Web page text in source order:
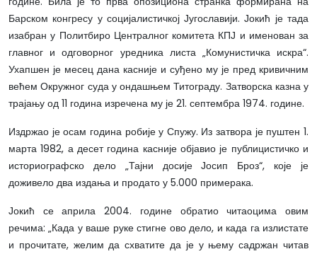
Барском конгресу у социјалистичкој Југославији. Јокић је тада
изабран у Политбиро Централног комитета КПЈ и именован за
главног и одговорног уредника листа „Комунистичка искра“.
Ухапшен је месец дана касније и суђено му је пред кривичним
већем Окружног суда у ондашњем Титограду. Затворска казна у
трајању од 11 година изречена му је 21. септембра 1974. године.
Издржао је осам година робије у Спужу. Из затвора је пуштен 1.
марта 1982, а десет година касније објавио је публицистичко и
историографско дело „Тајни досије Јосип Броз“, које је
доживело два издања и продато у 5.000 примерака.
Јокић се априла 2004. године обратио читаоцима овим
речима: „Када у ваше руке стигне ово дело, и када га излистате
и прочитате, желим да схватите да је у њему садржан читав